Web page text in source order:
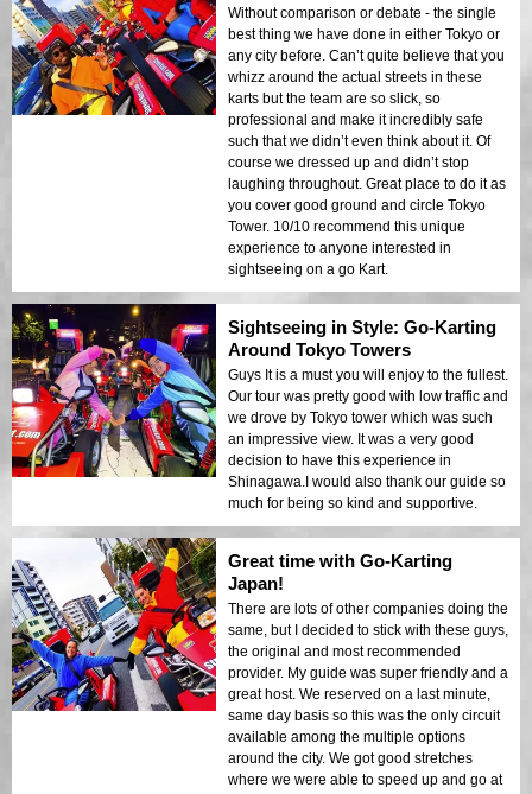
Without comparison or debate - the single
best thing we have done in either Tokyo or
any city before. Can’t quite believe that you
whizz around the actual streets in these
karts but the team are so slick, so
professional and make it incredibly safe
such that we didn’t even think about it. Of
course we dressed up and didn’t stop
laughing throughout. Great place to do it as
you cover good ground and circle Tokyo
Tower. 10/10 recommend this unique
experience to anyone interested in
sightseeing on a go Kart.
Sightseeing in Style: Go-Karting
Around Tokyo Towers
Guys It is a must you will enjoy to the fullest.
Our tour was pretty good with low traffic and
we drove by Tokyo tower which was such
an impressive view. It was a very good
decision to have this experience in
Shinagawa.I would also thank our guide so
much for being so kind and supportive.
Great time with Go-Karting
Japan!
There are lots of other companies doing the
same, but I decided to stick with these guys,
the original and most recommended
provider. My guide was super friendly and a
great host. We reserved on a last minute,
same day basis so this was the only circuit
available among the multiple options
around the city. We got good stretches
where we were able to speed up and go at